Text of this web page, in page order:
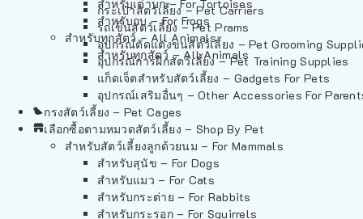
กระเป๋าสัตว์เลี้ยง – Pet Carriers
รถเข็นสัตว์เลี้ยง – Pet Prams
อุปกรณ์ตัดแต่งขนสัตว์เลี้ยง – Pet Grooming
อุปกรณ์การฝึกสัตว์เลี้ยง – Pet Training Supplies
แก็ดเจ็ตสำหรับสัตว์เลี้ยง – Gadgets For Pets
อุปกรณ์เสริมอื่นๆ – Other Accessories For
กรงสัตว์เลี้ยง – Pet Cages
เลือกซื้อตามหมวดสัตว์เลี้ยง – Shop By Pet
สำหรับสัตว์เลี้ยงลูกด้วยนม – For Mammals
สำหรับสุนัข – For Dogs
สำหรับแมว – For Cats
สำหรับกระต่าย – For Rabbits
สำหรับกระรอก – For Squirrels
สำหรับเต่าบก – For Tortoises
สำหรับกบ – For Frogs
สำหรับทุกสัตว์ – All Animals
สำหรับทุกสัตว์ – All Animals